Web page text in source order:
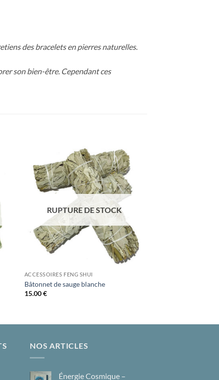
des bracelets en pierres naturelles.
son bien-être. Cependant ces
Ajouter
à la liste
d’envies
RUPTURE DE STOCK
ACCESSOIRES FENG SHUI
Bâtonnet de sauge blanche
15.00€
NOS ARTICLES
Énergie Cosmique –